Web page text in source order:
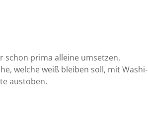
schon prima alleine umsetzen.
welche weiß bleiben soll, mit Washi-
austoben.